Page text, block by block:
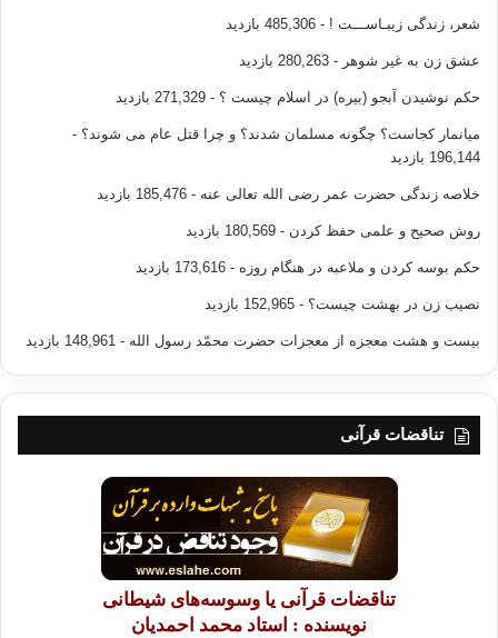
شعر، زندگی زیبـاســـت ! - 485,306 بازدید
عشق زن به غیر شوهر - 280,263 بازدید
حکم نوشیدن آبجو (بیره) در اسلام چیست ؟ - 271,329 بازدید
میانمار کجاست؟ چگونه مسلمان شدند؟ و چرا قتل عام می شوند؟ -
196,144 بازدید
خلاصه زندگی حضرت عمر رضی الله تعالی عنه - 185,476 بازدید
روش صحیح و علمی حفظ کردن - 180,569 بازدید
حکم بوسه کردن و ملاعبه در هنگام روزه - 173,616 بازدید
نصیب زن در بهشت چیست؟ - 152,965 بازدید
بیست و هشت معجزه از معجزات حضرت محمّد رسول الله - 148,961 بازدید
تناقضات قرآنی
تناقضات قرآنی یا وسوسه‌های شیطانی
نویسنده : استاد محمد احمدیان